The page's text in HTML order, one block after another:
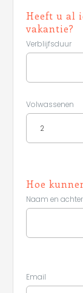
Heeft u al
vakantie?
Verblijfsduur
Volwassenen
2
Hoe
Naam en
Email